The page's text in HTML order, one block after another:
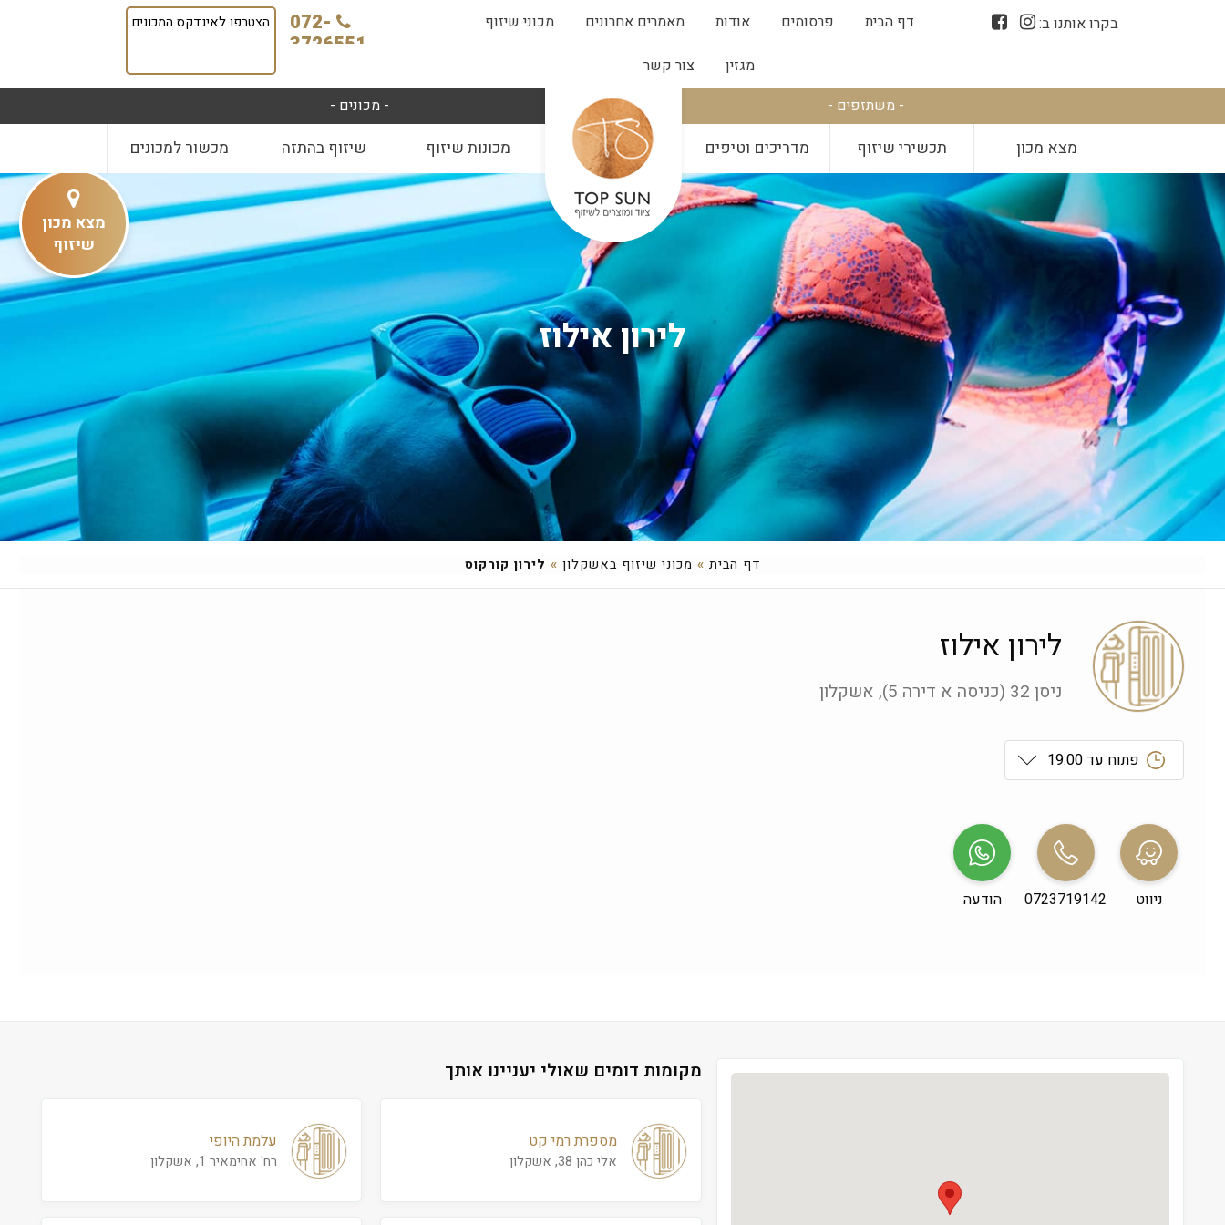
בקרו אותנו ב: דף הבית פרסומים אודות מאמרים אחרונים
מכוני שיזוף
מגזין
צור קשר
072-
3726551
הצטרפו לאינדקס המכונים
- משתזפים - - מכונים -
מצא מכון תכשירי שיזוף מדריכים וטיפים מכונות שיזוף שיזוף בהתזה מכשור למכונים
לירון אילוז
דף הבית » מכוני שיזוף באשקלון » לירון קורקוס
לירון אילוז
ניסן 32 (כניסה א דירה 5), אשקלון
פתוח עד 19:00
שני
09:00-19:00
שלישי
רביעי
ניווט 0723719142 הודעה
מקומות דומים שאולי יעניינו אותך
מספרת רמי קט
אלי כהן 38, אשקלון
עלמת היופי
רח' אחימאיר 1, אשקלון
מצא מכון
שיזוף